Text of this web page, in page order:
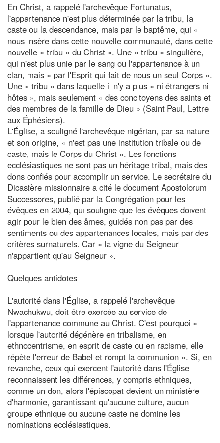
En Christ, a rappelé l'archevêque Fortunatus,
l'appartenance n'est plus déterminée par la tribu, la
caste ou la descendance, mais par le baptême, qui «
nous insère dans cette nouvelle communauté, dans cette
nouvelle « tribu » du Christ ». Une « tribu » singulière,
qui n'est plus unie par le sang ou l'appartenance à un
clan, mais « par l'Esprit qui fait de nous un seul Corps ».
Une « tribu » dans laquelle il n'y a plus « ni étrangers ni
hôtes », mais seulement « des concitoyens des saints et
des membres de la famille de Dieu » (Saint Paul, Lettre
aux Éphésiens).
L'Église, a souligné l'archevêque nigérian, par sa nature
et son origine, « n'est pas une institution tribale ou de
caste, mais le Corps du Christ ». Les fonctions
ecclésiastiques ne sont pas un héritage tribal, mais des
dons confiés pour accomplir un service. Le secrétaire du
Dicastère missionnaire a cité le document Apostolorum
Successores, publié par la Congrégation pour les
évêques en 2004, qui souligne que les évêques doivent
agir pour le bien des âmes, guidés non pas par des
sentiments ou des appartenances locales, mais par des
critères surnaturels. Car « la vigne du Seigneur
n'appartient qu'au Seigneur ».
Quelques antidotes
L'autorité dans l'Église, a rappelé l'archevêque
Nwachukwu, doit être exercée au service de
l'appartenance commune au Christ. C'est pourquoi «
lorsque l'autorité dégénère en tribalisme, en
ethnocentrisme, en esprit de caste ou en racisme, elle
répète l'erreur de Babel et rompt la communion ». Si, en
revanche, ceux qui exercent l'autorité dans l'Église
reconnaissent les différences, y compris ethniques,
comme un don, alors l'épiscopat devient un ministère
d'harmonie, garantissant qu'aucune culture, aucun
groupe ethnique ou aucune caste ne domine les
nominations ecclésiastiques.